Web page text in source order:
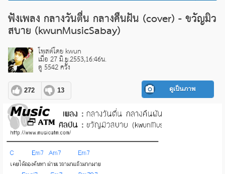
Play /
pause
volume
กลางวันตื่น กลางคืนฝัน (cover) - ขวัญมิวสบาย (kwunMusicSabay)
กลางวันตื่น กลางคืนฝัน (cover) - ขวัญมิวสบาย (kwunMusicSabay)
ฟังเพลง กลางวันตื่น กลางคืนฝัน (cover) - ขวัญมิว
สบาย (kwunMusicSabay)
โพสต์โดย kwun
เมื่อ 27 มิ.ย.2553,16:46น.
ดู 5542 ครั้ง
272 13 ดูเป็นภาพ